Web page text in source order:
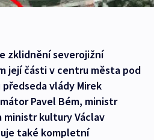
zklidnění severojižní
její části v centru města pod
vlády Mirek
Pavel Bém, ministr
ministr kultury Václav
také kompletní